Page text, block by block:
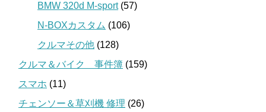
BMW 320d M-sport(57)
N-BOXカスタム (106)
クルマその他 (128)
クルマ＆バイク 事件簿 (159)
スマホ (11)
チェンソー＆草刈機 修理 (26)